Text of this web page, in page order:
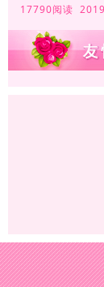
17790阅读